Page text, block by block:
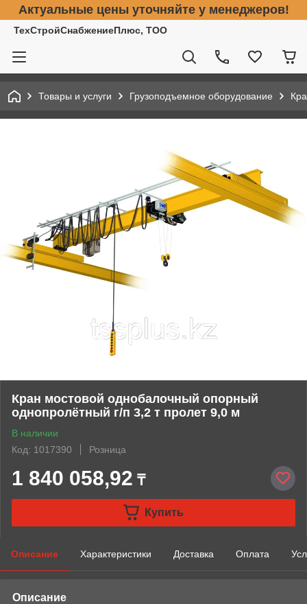
Актуальные цены уточняйте у менеджеров!
ТехСтройСнабжениеПлюс, ТОО
Товары и услуги Грузоподъемное оборудование
Кран мостовой однобалочный опорный
однопролётный г/п 3,2 т пролет 9,0 м
В наличии
Код: 1017390
Розница
1 840 058,92 ₸
Купить
Описание Характеристики Доставка Оплата
Описание